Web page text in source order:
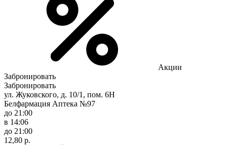
Акции
Забронировать
Забронировать
ул. Жуковского, д. 10/1, пом. 6Н
Белфармация Аптека №97
до 21:00
в 14:06
до 21:00
12,80 р.